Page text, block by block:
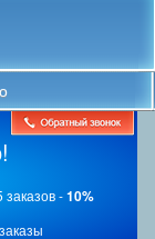
заказов -10%